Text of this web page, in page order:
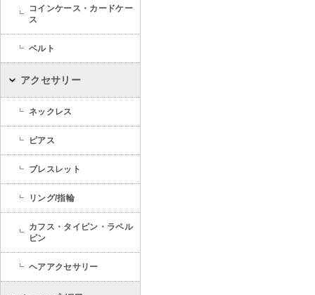
コインケース・カードケー
ス
ベルト
アクセサリー
ネックレス
ピアス
ブレスレット
リング/指輪
カフス・タイピン・ラペル
ピン
ヘアアクセサリー